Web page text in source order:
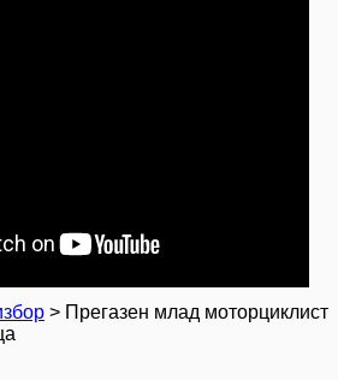
> Прегазен млад моторциклист